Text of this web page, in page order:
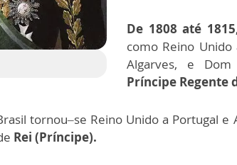
De 1808 até
como Reino
Algarves, e
Príncipe Regente
tornou–se Reino Unido a Portugal e
Rei (Príncipe).